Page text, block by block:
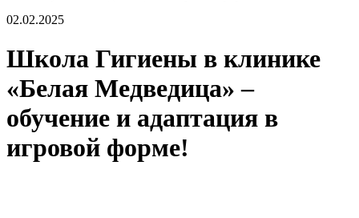
02.02.2025
Школа Гигиены в клинике
«Белая Медведица» –
обучение и адаптация в
игровой форме!